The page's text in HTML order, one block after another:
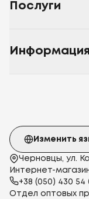
Послуги
Черновцы, ул.
Интернет-
+38 (050) 430 54
Отдел оптовых
Изменить